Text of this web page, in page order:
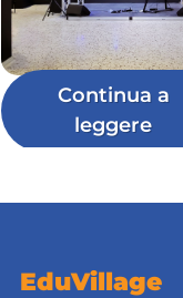
Continua a
leggere
EduVillage